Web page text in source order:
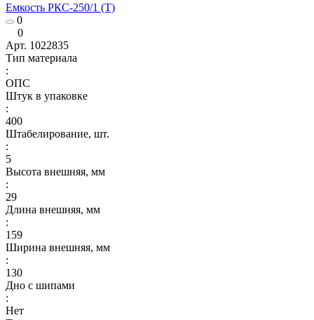
Емкость РКС-250/1 (Т)
0
0
Арт. 1022835
Тип материала
:
ОПС
Штук в упаковке
:
400
Штабелирование, шт.
:
5
Высота внешняя, мм
:
29
Длина внешняя, мм
:
159
Ширина внешняя, мм
:
130
Дно с шипами
:
Нет